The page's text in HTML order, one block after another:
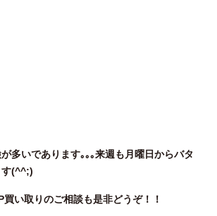
多いであります｡｡｡来週も月曜日からバタ
す(^^;)
買い取りのご相談も是非どうぞ！！